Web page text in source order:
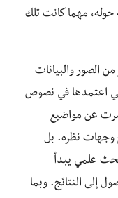
حوله، مهما كانت تلك
الصور والبيانات
اعتمدها في نصوص
عن مواضيع
وجهات نظره. بل
علمي يبدأ
إلى النتائج. وبما